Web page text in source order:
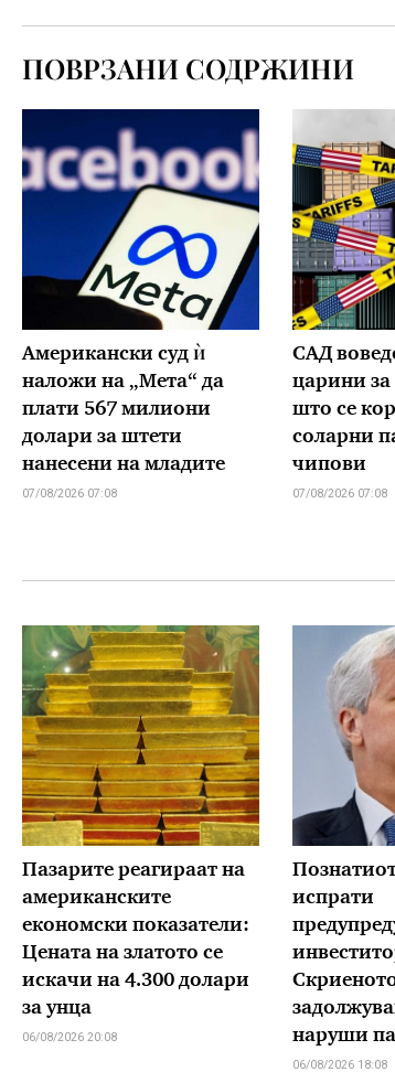
ПОВРЗАНИ СОДРЖИНИ
Американски суд ѝ
наложи на „Мета“ да
плати 567 милиони
долари за штети
нанесени на младите
07/08/2026 07:08
САД
царини за
што се
соларни
чипови
07/08/2026 07:08
Пазарите реагираат на
американските
економски показатели:
Цената на златото се
искачи на 4.300 долари
за унца
06/08/2026 20:08
испрати
наруши
06/08/2026 18:08